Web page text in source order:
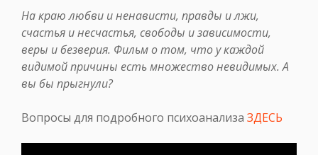
На краю любви и ненависти, правды и лжи,
счастья и несчастья, свободы и зависимости,
веры и безверия. Фильм о том, что у каждой
видимой причины есть множество невидимых. А
вы бы прыгнули?
Вопросы для подробного психоанализа ЗДЕСЬ